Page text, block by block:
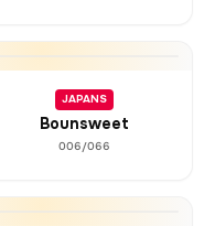
JAPANS
Bounsweet
006/066